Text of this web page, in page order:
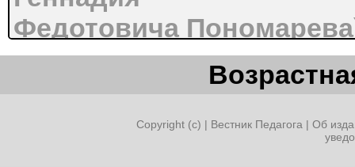
Федотовича
на тему «Авторская
Разработал: Евтушено
Сургут, 2018
Конспект урока
Copyright (c) | Вестник Педагога | Об